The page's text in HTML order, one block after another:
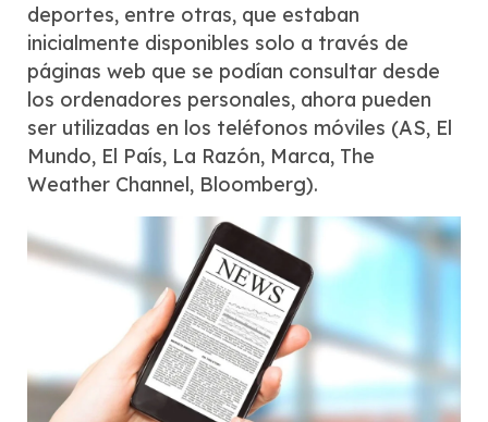
deportes, entre otras, que estaban
inicialmente disponibles solo a través de
páginas web que se podían consultar desde
los ordenadores personales, ahora pueden
ser utilizadas en los teléfonos móviles (AS, El
Mundo, El País, La Razón, Marca, The
Weather Channel, Bloomberg).